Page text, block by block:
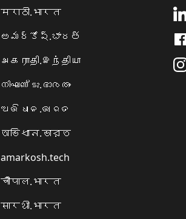
मराठी.भारत
అమర్కోష్.భారత్
அகராதி.இந்தியா
നിഘണ്ടു.ഭാരതം
ଅଭିଧାନ.ଭାରତ
অভিধান.ভারত
amarkosh.tech
चौपाल.भारत
सारथी.भारत